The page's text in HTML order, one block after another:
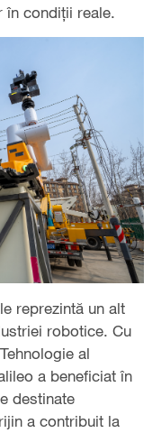
în condiții reale.
reprezintă un alt
robotice. Cu
al
a beneficiat în
destinate
a contribuit la